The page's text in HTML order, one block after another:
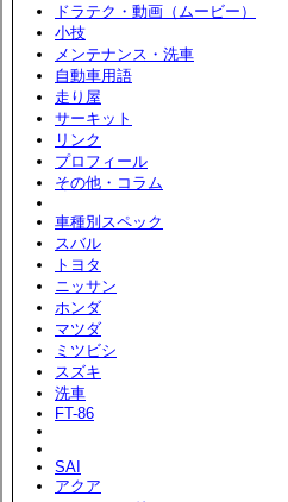
ドラテク・動画（ムービー）
小技
メンテナンス・洗車
自動車用語
走り屋
サーキット
リンク
プロフィール
その他・コラム
車種別スペック
スバル
トヨタ
ニッサン
ホンダ
マツダ
ミツビシ
スズキ
洗車
FT-86
SAI
アクア